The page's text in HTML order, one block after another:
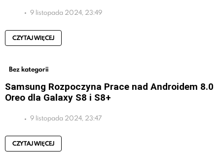
9 listopada 2024, 23:49
CZYTAJ WIĘCEJ
Bez kategorii
Samsung Rozpoczyna Prace nad Androidem 8.0
Oreo dla Galaxy S8 i S8+
9 listopada 2024, 23:47
CZYTAJ WIĘCEJ